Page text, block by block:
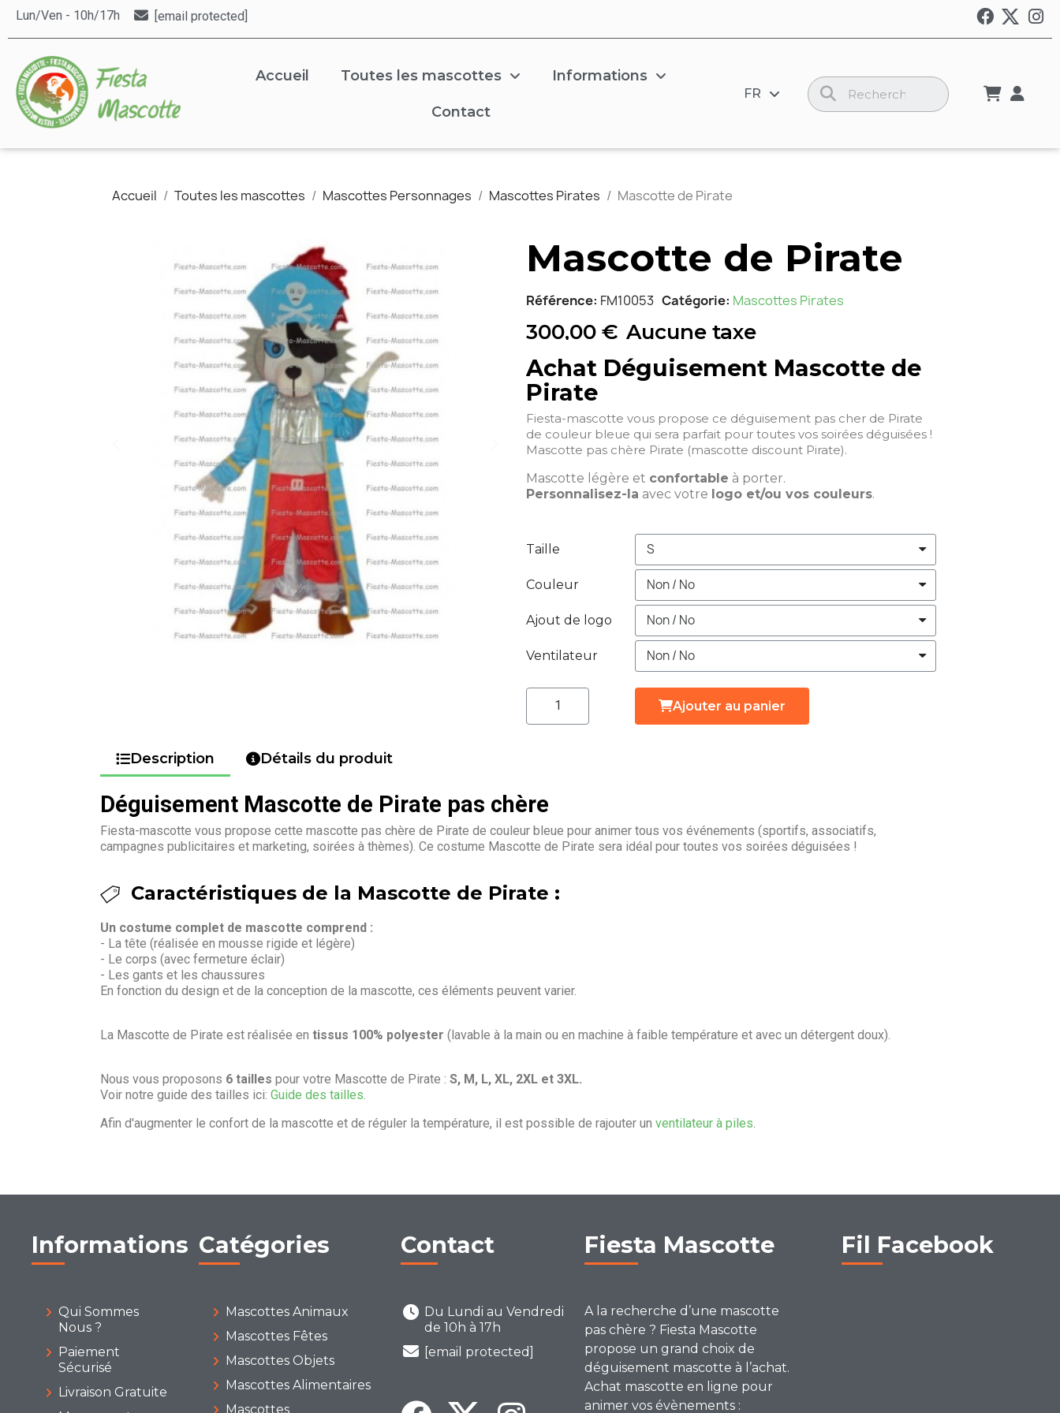
Lun/Ven - 10h/17h [email protected]
Accueil Toutes les mascottes Informations
Contact
FR
Accueil Toutes les mascottes Mascottes Personnages Mascottes Pirates Mascotte de Pirate
Mascotte de Pirate
Référence FM10053 Catégorie Mascottes Pirates
300,00 € Aucune taxe
Achat Déguisement Mascotte de
Pirate
Fiesta-mascotte vous propose ce déguisement pas cher de Pirate
de couleur bleue qui sera parfait pour toutes vos soirées déguisées !
Mascotte pas chère Pirate (mascotte discount Pirate).
Mascotte légère et confortable à porter.
Personnalisez-la avec votre logo et/ou vos couleurs.
Taille
Couleur
Ajout de logo
Ventilateur
Ajouter au panier
Description Détails du produit
Déguisement Mascotte de Pirate pas chère
Fiesta-mascotte vous propose cette mascotte pas chère de Pirate de couleur bleue pour animer tous vos événements (sportifs, associatifs,
campagnes publicitaires et marketing, soirées à thèmes). Ce costume Mascotte de Pirate sera idéal pour toutes vos soirées déguisées !
Caractéristiques de la Mascotte de Pirate :
Un costume complet de mascotte comprend :
- La tête (réalisée en mousse rigide et légère)
- Le corps (avec fermeture éclair)
- Les gants et les chaussures
En fonction du design et de la conception de la mascotte, ces éléments peuvent varier.
La Mascotte de Pirate est réalisée en tissus 100% polyester (lavable à la main ou en machine à faible température et avec un détergent doux).
Nous vous proposons 6 tailles pour votre Mascotte de Pirate : S, M, L, XL, 2XL et 3XL.
Voir notre guide des tailles ici: Guide des tailles.
Afin d'augmenter le confort de la mascotte et de réguler la température, il est possible de rajouter un ventilateur à piles.
Informations
Qui Sommes
Nous ?
Paiement
Sécurisé
Livraison Gratuite
Catégories
Mascottes Animaux
Mascottes Fêtes
Mascottes Objets
Mascottes Alimentaires
Mascottes
Contact
Du Lundi au Vendredi
de 10h à 17h
[email protected]
Fiesta Mascotte
A la recherche d’une mascotte
pas chère ? Fiesta Mascotte
propose un grand choix de
déguisement mascotte à l’achat.
Achat mascotte en ligne pour
animer vos évènements :
Fil Facebook